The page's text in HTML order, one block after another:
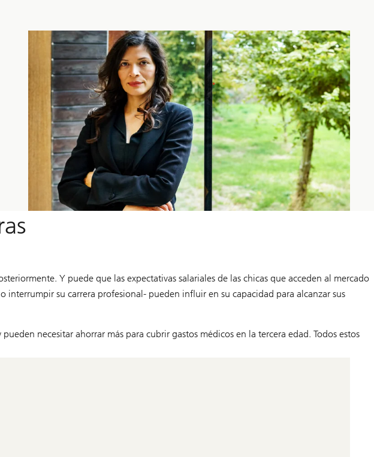
Y puede que las expectativas salariales de las chicas que acceden al mercado
su carrera profesional- pueden influir en su capacidad para alcanzar sus
necesitar ahorrar más para cubrir gastos médicos en la tercera edad. Todos estos